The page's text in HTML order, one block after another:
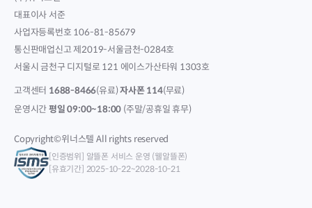
대표이사 서준
사업자등록번호 106-81-85679
통신판매업신고 제2019-서울금천-0284호
서울시 금천구 디지털로 121 에이스가산타워 1303호
고객센터 1688-8466(유료)자사폰 114(무료)
운영시간평일 09:00~18:00 (주말/공휴일 휴무)
Copyright©위너스텔 All rights reserved
[인증범위] 알뜰폰 서비스 운영 (웰알뜰폰)
[유효기간] 2025-10-22~2028-10-21